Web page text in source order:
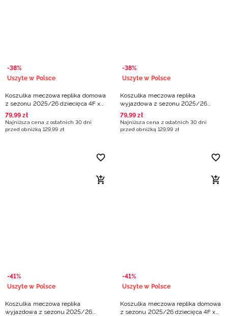
-38%
Uszyte w Polsce
Koszulka meczowa replika domowa
z sezonu 2025/26 dziecięca 4F x
Isands Wichoś Jelenia Góra - biała
79,99 zł
Najniższa cena z ostatnich 30 dni
przed obniżką 129,99 zł
-38%
Uszyte w Polsce
Koszulka meczowa replika
wyjazdowa z sezonu 2025/26
dziecięca 4F x MOSiR Bochnia -
czerwona
79,99 zł
Najniższa cena z ostatnich 30 dni
przed obniżką 129,99 zł
-41%
Uszyte w Polsce
Koszulka meczowa replika
wyjazdowa z sezonu 2025/26
-41%
Uszyte w Polsce
Koszulka meczowa replika domowa
z sezonu 2025/26 dziecięca 4F x